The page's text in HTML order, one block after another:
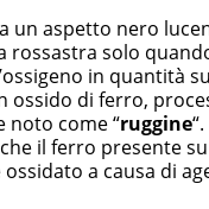
un aspetto nero
rossastra solo
in quantità
ossido di ferro,
noto come “ruggine
il ferro presente
a causa di